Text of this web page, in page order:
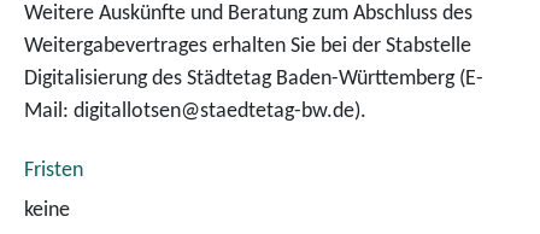
Weitere Auskünfte und Beratung zum Abschluss des
Weitergabevertrages erhalten Sie bei der Stabstelle
Digitalisierung des Städtetag Baden-Württemberg (E-
Mail: digitallotsen@staedtetag-bw.de).
Fristen
keine